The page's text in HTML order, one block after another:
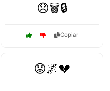
😞🗑️🔒
Copiar
😟🌌💔